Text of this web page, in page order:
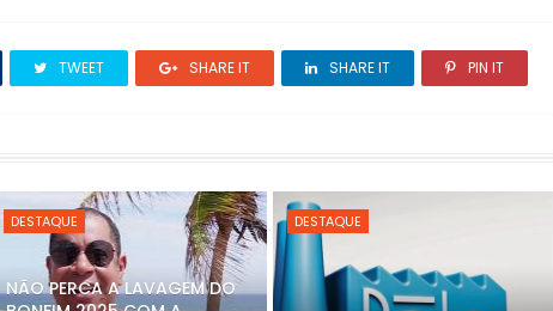
TWEET SHARE IT SHARE IT PIN IT
DESTAQUE
NÃO PERCA A LAVAGEM DO
DESTAQUE